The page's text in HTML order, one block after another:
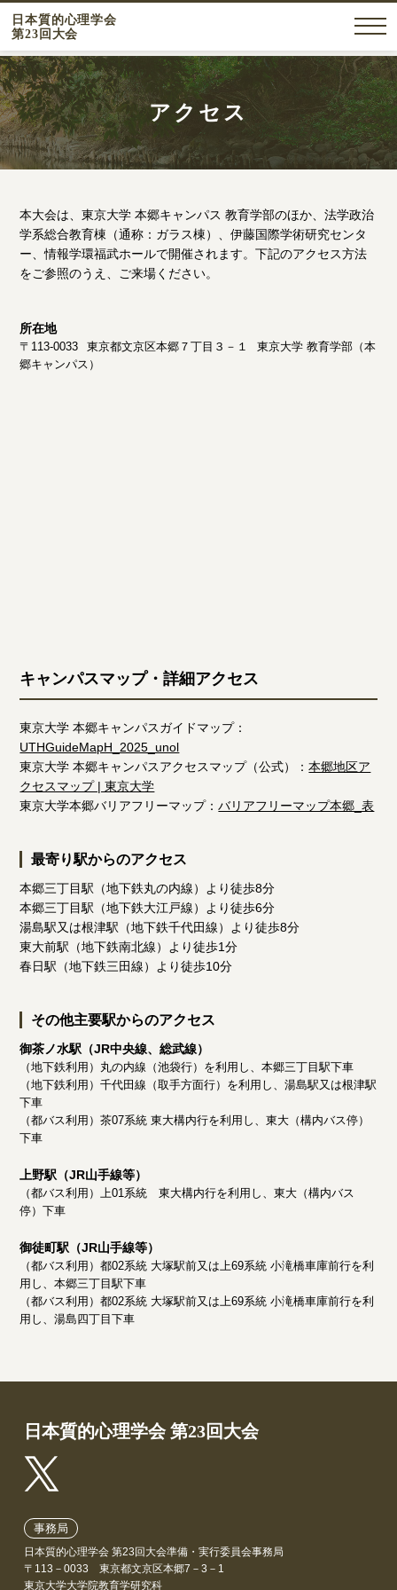
日本質的心理学会
第23回大会
アクセス
本大会は、東京大学 本郷キャンパス 教育学部のほか、法学政治
学系総合教育棟（通称：ガラス棟）、伊藤国際学術研究センタ
ー、情報学環福武ホールで開催されます。下記のアクセス方法
をご参照のうえ、ご来場ください。
所在地
〒113-0033 東京都文京区本郷７丁目３－１
東京大学 教育学部（本
郷キャンパス）
キャンパスマップ・詳細アクセス
東京大学 本郷キャンパスガイドマップ：
UTHGuideMapH_2025_unol
東京大学 本郷キャンパスアクセスマップ（公式）：本郷地区ア
クセスマップ | 東京大学
東京大学本郷バリアフリーマップ：バリアフリーマップ本郷_表
最寄り駅からのアクセス
本郷三丁目駅（地下鉄丸の内線）より徒歩8分
本郷三丁目駅（地下鉄大江戸線）より徒歩6分
湯島駅又は根津駅（地下鉄千代田線）より徒歩8分
東大前駅（地下鉄南北線）より徒歩1分
春日駅（地下鉄三田線）より徒歩10分
その他主要駅からのアクセス
御茶ノ水駅（JR中央線、総武線）
（地下鉄利用）丸の内線（池袋行）を利用し、本郷三丁目駅下車
（地下鉄利用）千代田線（取手方面行）を利用し、湯島駅又は根津駅
下車
（都バス利用）茶07系統 東大構内行を利用し、東大（構内バス停）
下車
上野駅（JR山手線等）
（都バス利用）上01系統 東大構内行を利用し、東大（構内バス
停）下車
御徒町駅（JR山手線等）
（都バス利用）都02系統 大塚駅前又は上69系統 小滝橋車庫前行を利
用し、本郷三丁目駅下車
（都バス利用）都02系統 大塚駅前又は上69系統 小滝橋車庫前行を利
用し、湯島四丁目下車
日本質的心理学会 第23回大会
事務局
日本質的心理学会 第23回大会準備・実行委員会事務局
〒113－0033 東京都文京区本郷7－3－1
東京大学大学院教育学研究科